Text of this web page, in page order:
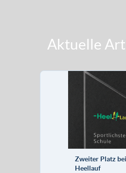
Aktuelle
Zweiter Platz
Heellauf